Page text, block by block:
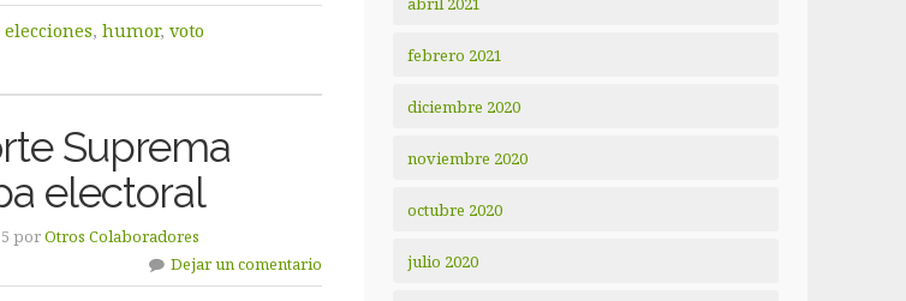
elecciones, humor, voto
Suprema
electoral
porOtros Colaboradores
Dejar un comentario
febrero 2021
diciembre 2020
noviembre 2020
octubre 2020
julio 2020